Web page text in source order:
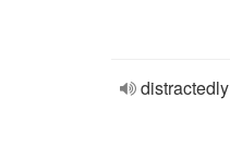
distractedly